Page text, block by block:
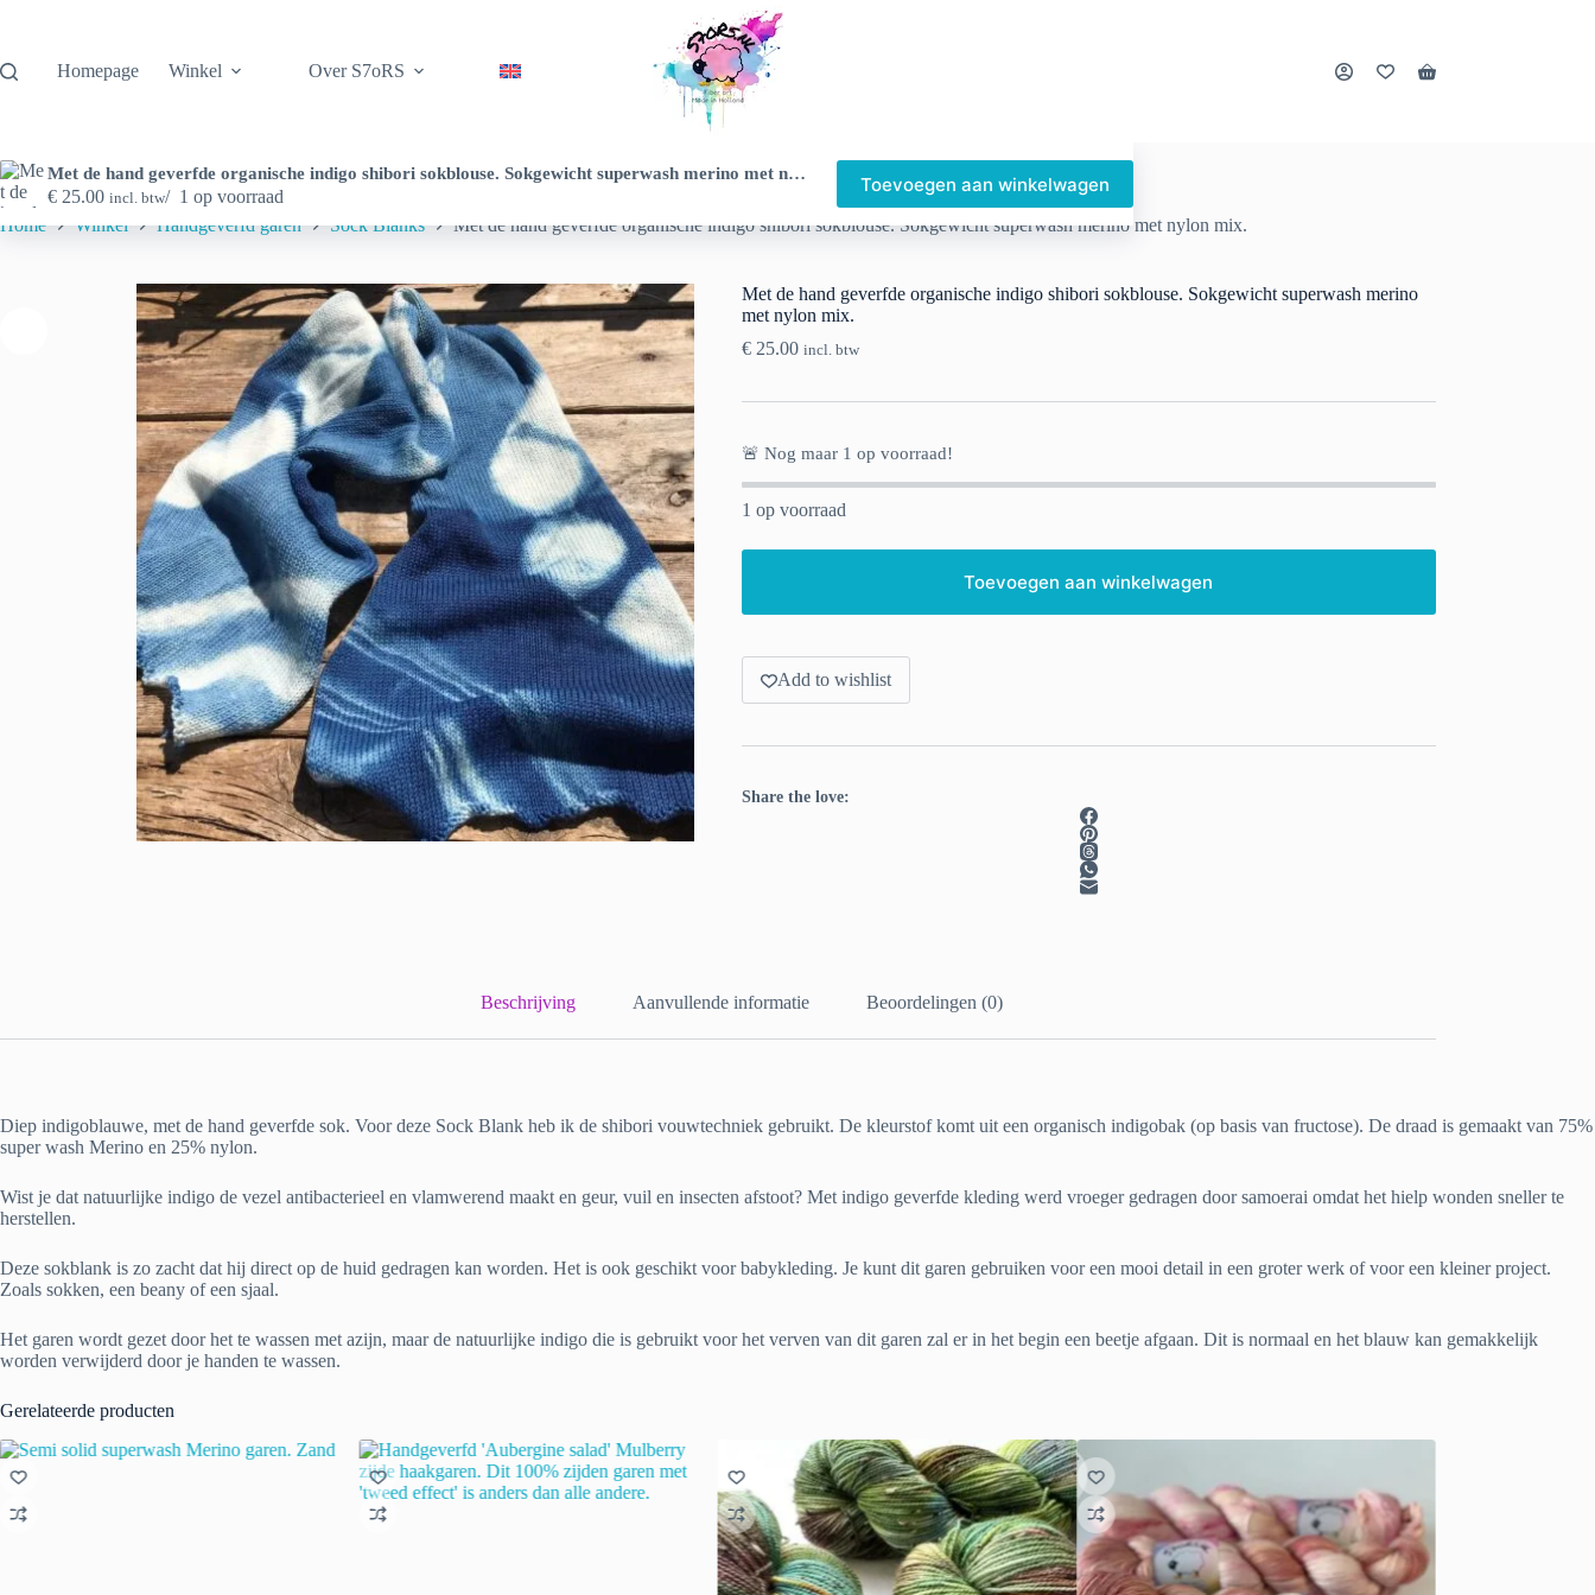
inhoud
Met de hand geverfde organische indigo shibori sokblouse. Sokgewicht superwash merino met nylon mix.
€ 25.00 incl. btw 1 op voorraad
Toevoegen aan winkelwagen
Homepage Winkel Over S7oRS Winkelwagen
Home Winkel Handgeverfd garen Sock Blanks Met de hand geverfde organische indigo shibori sokblouse. Sokgewicht superwash merino met nylon mix.
Met de hand geverfde organische indigo shibori sokblouse. Sokgewicht superwash merino
met nylon mix.
€25.00 incl. btw
🚨 Nog maar 1 op voorraad!
1 op voorraad
Toevoegen aan winkelwagen
Add to wishlist
Share the love:
Beschrijving Aanvullende informatie Beoordelingen (0)
Diep indigoblauwe, met de hand geverfde sok. Voor deze Sock Blank heb ik de shibori vouwtechniek gebruikt. De kleurstof komt uit een organisch indigobak (op basis van fructose). De draad is gemaakt van 75%
super wash Merino en 25% nylon.
Wist je dat natuurlijke indigo de vezel antibacterieel en vlamwerend maakt en geur, vuil en insecten afstoot? Met indigo geverfde kleding werd vroeger gedragen door samoerai omdat het hielp wonden sneller te
herstellen.
Deze sokblank is zo zacht dat hij direct op de huid gedragen kan worden. Het is ook geschikt voor babykleding. Je kunt dit garen gebruiken voor een mooi detail in een groter werk of voor een kleiner project.
Zoals sokken, een beany of een sjaal.
Het garen wordt gezet door het te wassen met azijn, maar de natuurlijke indigo die is gebruikt voor het verven van dit garen zal er in het begin een beetje afgaan. Dit is normaal en het blauw kan gemakkelijk
worden verwijderd door je handen te wassen.
Gerelateerde producten